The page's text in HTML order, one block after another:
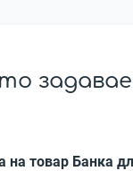
на товар Банка